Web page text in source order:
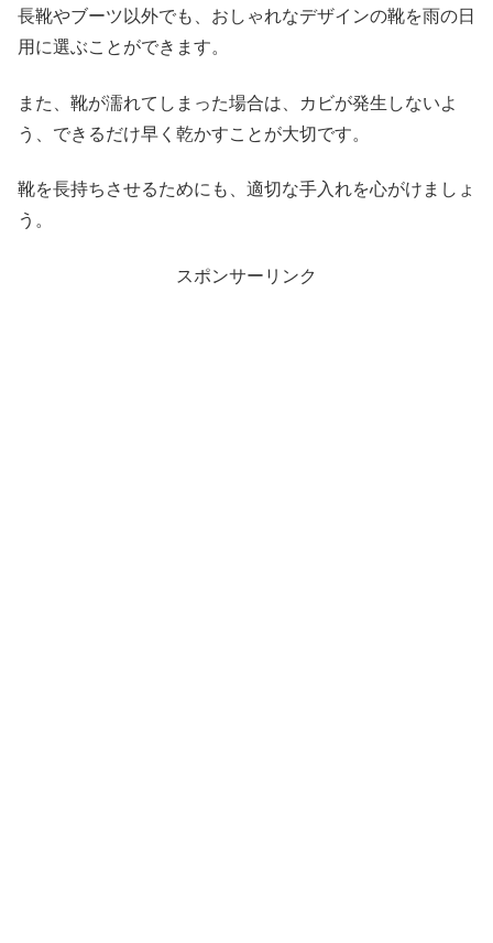
長靴やブーツ以外でも、おしゃれなデザインの靴を雨の日
用に選ぶことができます。
また、靴が濡れてしまった場合は、カビが発生しないよ
う、できるだけ早く乾かすことが大切です。
靴を長持ちさせるためにも、適切な手入れを心がけましょ
う。
スポンサーリンク